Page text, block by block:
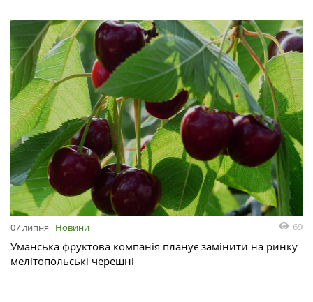
07 липня Новини 69
Уманська фруктова компанія планує замінити на ринку
мелітопольські черешні